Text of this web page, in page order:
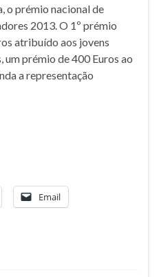
o prémio nacional de
2013. O 1º prémio
atribuído aos jovens
prémio de 400 Euros ao
a representação
Email